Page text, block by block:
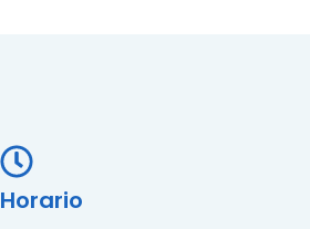
Horario